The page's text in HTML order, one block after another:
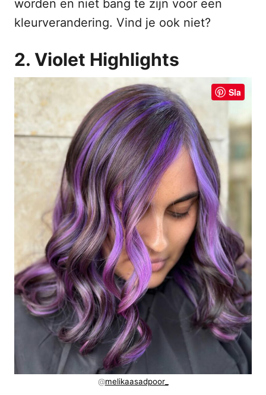
worden en niet bang te zijn voor een
kleurverandering. Vind je ook niet?
2. Violet Highlights
Sla
@melikaasadpoor_